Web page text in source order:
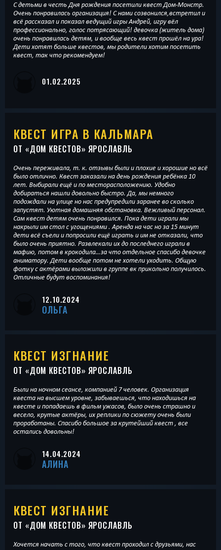
С детьми в честь Дня рождения посетили квест Дом-Монстр.
Очень понравилась организация! С нами созвонился,встретил и
всё рассказал и показал ведущий игры Андрей, игру вёл
профессионально, голос потрясающий! девочка (житель дома)
очень понравилась детям, и вообще весь квест прошёл на ура!
Дети хотят больше квестов, мы родители хотим посетить
квест, так что рекомендуем!
01.02.2025
КВЕСТ ИГРА В КАЛЬМАРА
ОТ «ДОМ КВЕСТОВ» ЯРОСЛАВЛЬ
Очень переживала, т. к. отзывы были и плохие и хорошие но всё
было отлично. Квест заказали на день рождения ребёнка 10
лет. Выбирали ещё и по месторасположению. Удобно
добираться нашли довольно быстро. Да, мы немного
подождали на улице но нас предупредили заранее во сколько
запустят. Уютная домашняя обстановка. Вежливый персонал.
Сам квест детям очень понравился. Пока дети играли мы
накрыли им стол с угощениями . Аренда на час но за 15 минут
дети всё съели и попросили ещё играть и им не отказали, что
было очень приятно. Развлекали их до последнего играли в
мафию, потом в крокодила…за что отдельное спасибо девочке
аниматору. Дети вообще потом не хотели уходить. Общую
фотку с актёрами выложили в группе вк прикольно получилось.
Отличные будут воспоминания!
12.10.2024
ОЛЬГА
КВЕСТ ИЗГНАНИЕ
ОТ «ДОМ КВЕСТОВ» ЯРОСЛАВЛЬ
Были на ночном сеансе, компанией 7 человек. Организация
квеста на высшем уровне, забываешься, что находишься на
квесте и попадаешь в фильм ужасов, было очень страшно и
весело, крутые актёры, их реплики по сюжету очень были
проработаны. Спасибо большое за крутейший квест , все
остались довольны!
14.04.2024
АЛИНА
КВЕСТ ИЗГНАНИЕ
ОТ «ДОМ КВЕСТОВ» ЯРОСЛАВЛЬ
Хочется начать с того, что квест проходил с друзьями, нас